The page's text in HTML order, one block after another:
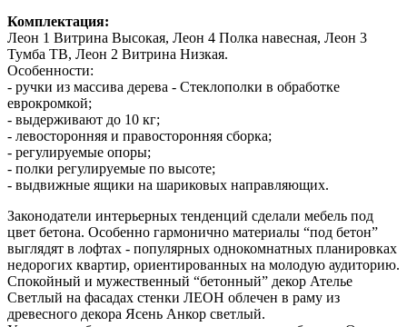
Комплектация:
Леон 1 Витрина Высокая, Леон 4 Полка навесная, Леон 3
Тумба ТВ, Леон 2 Витрина Низкая.
Особенности:
- ручки из массива дерева - Стеклополки в обработке
еврокромкой;
- выдерживают до 10 кг;
- левосторонняя и правосторонняя сборка;
- регулируемые опоры;
- полки регулируемые по высоте;
- выдвижные ящики на шариковых направляющих.
Законодатели интерьерных тенденций сделали мебель под
цвет бетона. Особенно гармонично материалы “под бетон”
выглядят в лофтах - популярных однокомнатных планировках
недорогих квартир, ориентированных на молодую аудиторию.
Спокойный и мужественный “бетонный” декор Ателье
Светлый на фасадах стенки ЛЕОН облечен в раму из
древесного декора Ясень Анкор светлый.